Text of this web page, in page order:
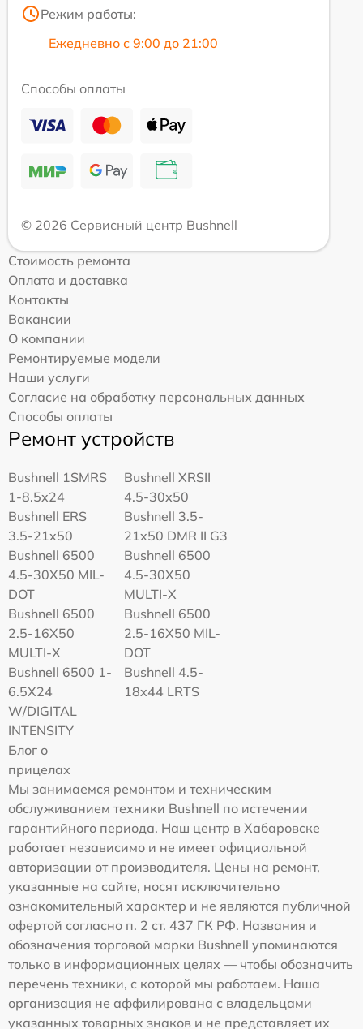
Режим работы:
Ежедневно с 9:00 до 21:00
Способы оплаты
© 2026 Сервисный центр Bushnell
Стоимость ремонта
Оплата и доставка
Контакты
Вакансии
О компании
Ремонтируемые модели
Наши услуги
Согласие на обработку персональных данных
Способы оплаты
Ремонт устройств
Bushnell 1SMRS
1-8.5x24
Bushnell XRSII
4.5-30x50
Bushnell ERS
3.5-21x50
Bushnell 3.5-
21x50 DMR II G3
Bushnell 6500
4.5-30X50 MIL-
DOT
Bushnell 6500
4.5-30X50
MULTI-X
Bushnell 6500
2.5-16X50
MULTI-X
Bushnell 6500
2.5-16X50 MIL-
DOT
Bushnell 6500 1-
6.5X24
W/DIGITAL
INTENSITY
Bushnell 4.5-
18x44 LRTS
Блог о
прицелах
Мы занимаемся ремонтом и техническим
обслуживанием техники Bushnell по истечении
гарантийного периода. Наш центр в Хабаровске
работает независимо и не имеет официальной
авторизации от производителя. Цены на ремонт,
указанные на сайте, носят исключительно
ознакомительный характер и не являются публичной
офертой согласно п. 2 ст. 437 ГК РФ. Названия и
обозначения торговой марки Bushnell упоминаются
только в информационных целях — чтобы обозначить
перечень техники, с которой мы работаем. Наша
организация не аффилирована с владельцами
указанных товарных знаков и не представляет их